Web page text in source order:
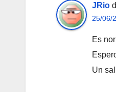
JRio
25/06/
Es
Un